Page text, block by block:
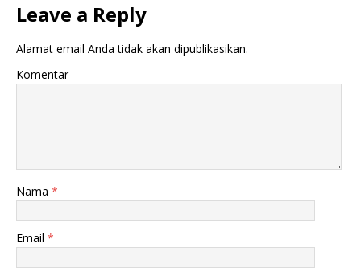
Leave a Reply
Alamat email Anda tidak akan dipublikasikan.
Komentar
Nama *
Email *